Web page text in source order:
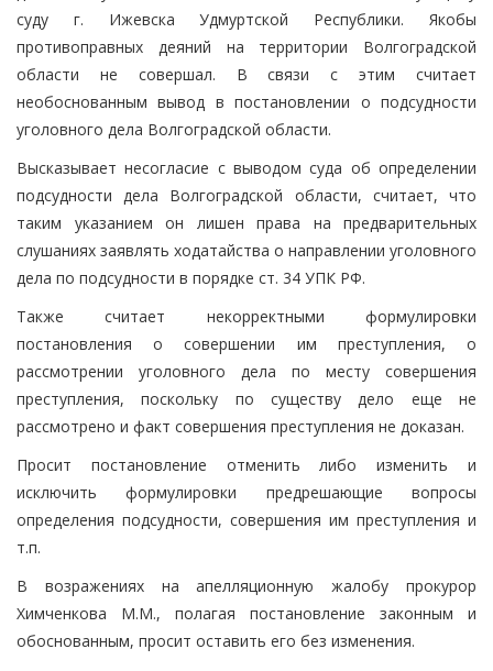
суду г. Ижевска Удмуртской Республики. Якобы
противоправных деяний на территории Волгоградской
области не совершал. В связи с этим считает
необоснованным вывод в постановлении о подсудности
уголовного дела Волгоградской области.
Высказывает несогласие с выводом суда об определении
подсудности дела Волгоградской области, считает, что
таким указанием он лишен права на предварительных
слушаниях заявлять ходатайства о направлении уголовного
дела по подсудности в порядке ст. 34 УПК РФ.
Также считает некорректными формулировки
постановления о совершении им преступления, о
рассмотрении уголовного дела по месту совершения
преступления, поскольку по существу дело еще не
рассмотрено и факт совершения преступления не доказан.
Просит постановление отменить либо изменить и
исключить формулировки предрешающие вопросы
определения подсудности, совершения им преступления и
т.п.
В возражениях на апелляционную жалобу прокурор
Химченкова М.М., полагая постановление законным и
обоснованным, просит оставить его без изменения.